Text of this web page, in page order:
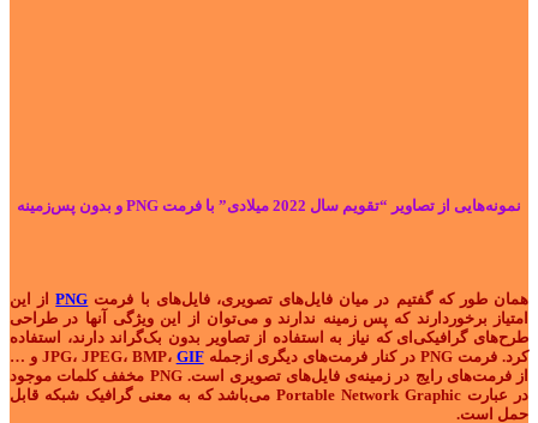
نمونه‌هایی از تصاویر “تقویم سال 2022 میلادی” با فرمت PNG و بدون پس‌زمینه
همان طور که گفتیم در میان فایل‌های تصویری، فایل‌های با فرمت PNGاز این
امتیاز برخوردارند که پس زمینه ندارند و می‌توان از این ویژگی‌ آنها در طراحی
طرح‌های گرافیکی‌ای که نیاز به استفاده از تصاویر بدون بک‌گراند دارند، استفاده
کرد. فرمت PNG در کنار فرمت‌های دیگری ازجمله JPG، JPEG، BMP،
GIF
و …
از فرمت‌های رایج در زمینه‌ی فایل‌های تصویری است. PNG مخفف کلمات موجود
در عبارت Portable Network Graphic می‌باشد که به معنی گرافیک شبکه قابل
حمل است.